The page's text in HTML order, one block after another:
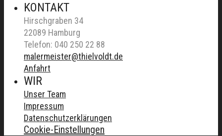
KONTAKT
Hirschgraben 34
22089 Hamburg
Telefon: 040 250 22 88
malermeister@thielvoldt.de
Anfahrt
WIR
Unser Team
Impressum
Datenschutzerklärungen
Cookie-Einstellungen